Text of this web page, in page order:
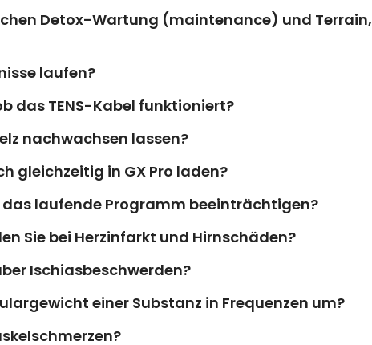
Detox-Wartung (maintenance) und Terrain,
laufen?
das TENS-Kabel funktioniert?
nachwachsen lassen?
gleichzeitig in GX Pro laden?
laufende Programm beeinträchtigen?
Sie bei Herzinfarkt und Hirnschäden?
Ischiasbeschwerden?
einer Substanz in Frequenzen um?